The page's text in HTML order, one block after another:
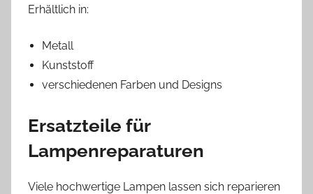
Erhältlich in:
Metall
Kunststoff
verschiedenen Farben und Designs
Ersatzteile für
Lampenreparaturen
Viele hochwertige Lampen lassen sich reparieren